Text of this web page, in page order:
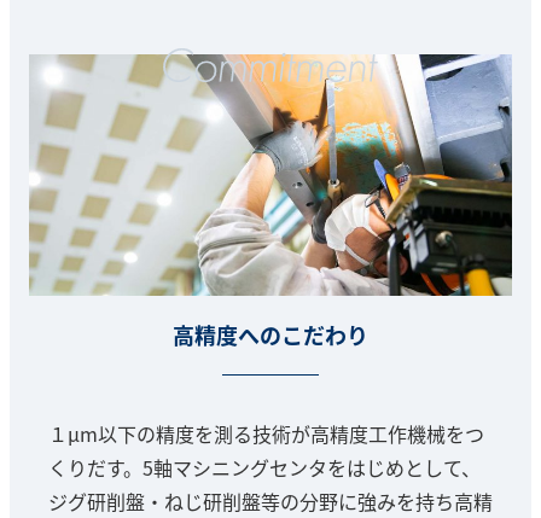
高精度へのこだわり
１μm以下の精度を測る技術が高精度工作機械をつ
くりだす。5軸マシニングセンタをはじめとして、
ジグ研削盤・ねじ研削盤等の分野に強みを持ち高精